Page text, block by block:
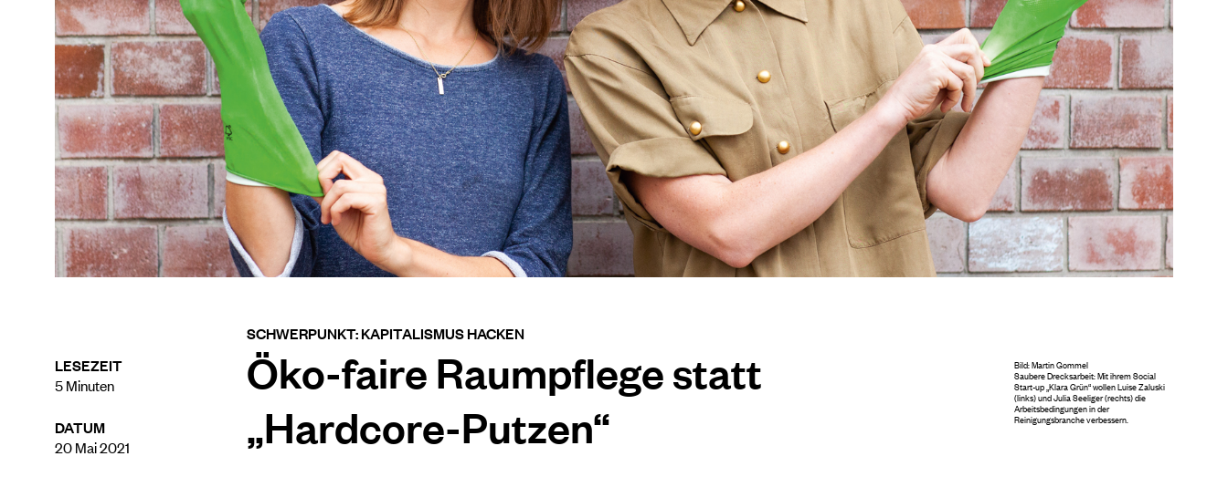
LESEZEIT
5Minuten
DATUM
20 Mai 2021
SCHWERPUNKT: KAPITALISMUS HACKEN
Öko-faire Raumpflege statt
„Hardcore-Putzen“
Bild: Martin Gommel
Saubere Drecksarbeit: Mit ihrem Social
Start-up „Klara Grün“ wollenLuise Zaluski
(links) und Julia Seeliger (rechts) die
Arbeitsbedingungen in der
Reinigungsbranche verbessern.